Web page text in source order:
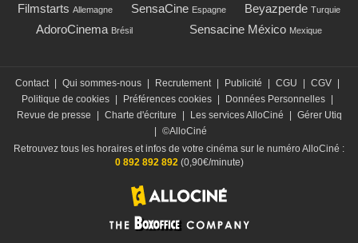
Filmstarts Allemagne SensaCine Espagne Beyazperde Turquie
AdoroCinema Brésil Sensacine México Mexique
Contact Qui sommes-nous Recrutement Publicité CGU CGV
Politique de cookies
Préférences cookies Données Personnelles
Revue de presse
Charte d'écriture Les services AlloCiné
Gérer Utiq
©AlloCiné
Retrouvez tous les horaires et infos de votre cinéma sur le numéro AlloCiné :
0 892 892 892(0,90€/minute)